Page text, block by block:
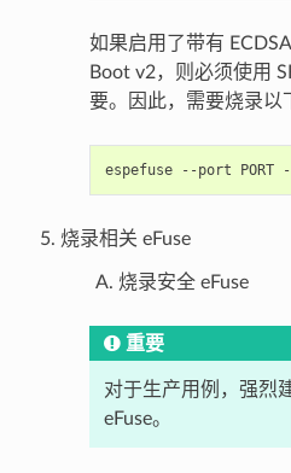
如果启用了带有
Boot v2，则必须使用
要。因此，需要烧录以
espefuse --port PORT
烧录相关 eFuse
烧录安全 eFuse
重要
对于生产用例，强烈
eFuse。